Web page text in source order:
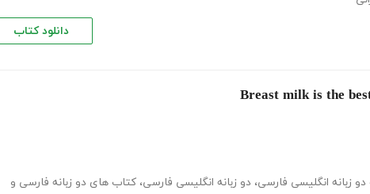
دانلود کتاب
زبانه انگلیسی فارسی، دو زبانه انگلیسی فارسی، کتاب های دو زبانه فارسی و